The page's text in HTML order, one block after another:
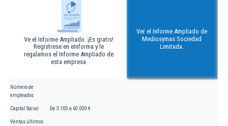
Ve el Informe Ampliado. ¡Es gratis!
Regístrese en eInforma y le
regalamos el Informe Ampliado de
esta empresa
Ver el Informe Ampliado de
Mediosymas Sociedad
Limitada.
Número de
empleados
Capital Social De 3.100 a 60.000 €
Ventas últimos